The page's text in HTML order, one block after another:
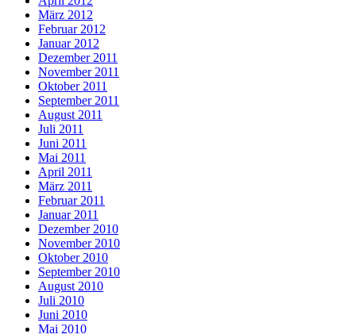
März 2012
Februar 2012
Januar 2012
Dezember 2011
November 2011
Oktober 2011
September 2011
August 2011
Juli 2011
Juni 2011
Mai 2011
April 2011
März 2011
Februar 2011
Januar 2011
Dezember 2010
November 2010
Oktober 2010
September 2010
August 2010
Juli 2010
Juni 2010
Mai 2010